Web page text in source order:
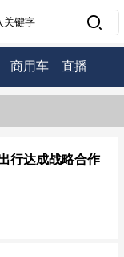
商用车 直播
行达成战略合作